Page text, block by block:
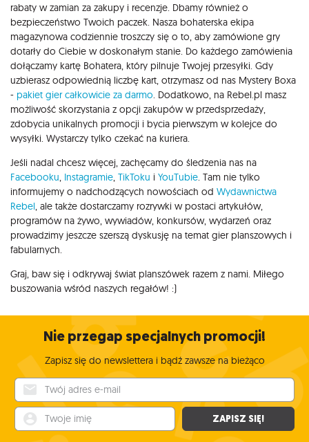
rabaty w zamian za zakupy i recenzje. Dbamy również o
bezpieczeństwo Twoich paczek. Nasza bohaterska ekipa
magazynowa codziennie troszczy się o to, aby zamówione gry
dotarły do Ciebie w doskonałym stanie. Do każdego zamówienia
dołączamy kartę Bohatera, który pilnuje Twojej przesyłki. Gdy
uzbierasz odpowiednią liczbę kart, otrzymasz od nas Mystery Boxa
- pakiet gier całkowicie za darmo . Dodatkowo, na Rebel.pl masz
możliwość skorzystania z opcji zakupów w przedsprzedaży,
zdobycia unikalnych promocji i bycia pierwszym w kolejce do
wysyłki. Wystarczy tylko czekać na kuriera.
Jeśli nadal chcesz więcej, zachęcamy do śledzenia nas na
Facebooku Instagramie TikToku i YouTubie . Tam nie tylko
informujemy o nadchodzących nowościach od Wydawnictwa
Rebel , ale także dostarczamy rozrywki w postaci artykułów,
programów na żywo, wywiadów, konkursów, wydarzeń oraz
prowadzimy jeszcze szerszą dyskusję na temat gier planszowych i
fabularnych.
Graj, baw się i odkrywaj świat planszówek razem z nami. Miłego
buszowania wśród naszych regałów! :)
Nie przegap specjalnych promocji!
Zapisz się do newslettera i bądź zawsze na bieżąco
ZAPISZ SIĘ!